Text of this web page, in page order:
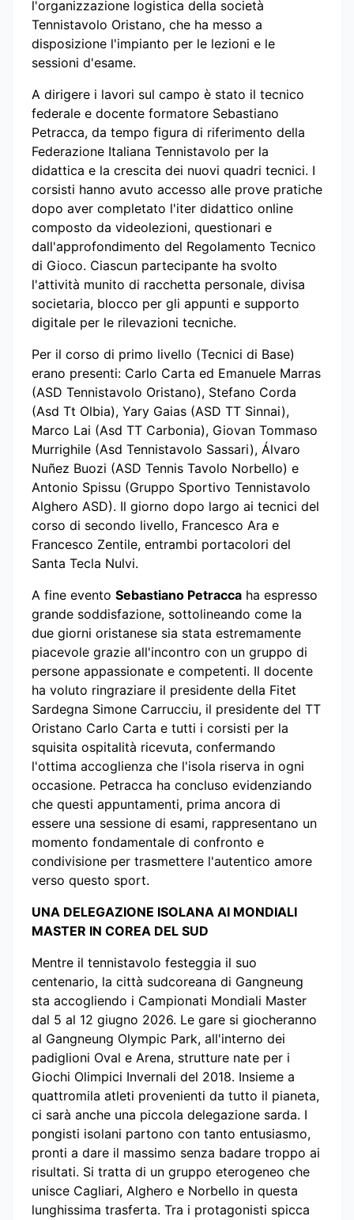
l'organizzazione logistica della società
Tennistavolo Oristano, che ha messo a
disposizione l'impianto per le lezioni e le
sessioni d'esame.
A dirigere i lavori sul campo è stato il tecnico
federale e docente formatore Sebastiano
Petracca, da tempo figura di riferimento della
Federazione Italiana Tennistavolo per la
didattica e la crescita dei nuovi quadri tecnici. I
corsisti hanno avuto accesso alle prove pratiche
dopo aver completato l'iter didattico online
composto da videolezioni, questionari e
dall'approfondimento del Regolamento Tecnico
di Gioco. Ciascun partecipante ha svolto
l'attività munito di racchetta personale, divisa
societaria, blocco per gli appunti e supporto
digitale per le rilevazioni tecniche.
Per il corso di primo livello (Tecnici di Base)
erano presenti: Carlo Carta ed Emanuele Marras
(ASD Tennistavolo Oristano), Stefano Corda
(Asd Tt Olbia), Yary Gaias (ASD TT Sinnai),
Marco Lai (Asd TT Carbonia), Giovan Tommaso
Murrighile (Asd Tennistavolo Sassari), Álvaro
Nuñez Buozi (ASD Tennis Tavolo Norbello) e
Antonio Spissu (Gruppo Sportivo Tennistavolo
Alghero ASD). Il giorno dopo largo ai tecnici del
corso di secondo livello, Francesco Ara e
Francesco Zentile, entrambi portacolori del
Santa Tecla Nulvi.
A fine evento Sebastiano Petracca ha espresso
grande soddisfazione, sottolineando come la
due giorni oristanese sia stata estremamente
piacevole grazie all'incontro con un gruppo di
persone appassionate e competenti. Il docente
ha voluto ringraziare il presidente della Fitet
Sardegna Simone Carrucciu, il presidente del TT
Oristano Carlo Carta e tutti i corsisti per la
squisita ospitalità ricevuta, confermando
l'ottima accoglienza che l'isola riserva in ogni
occasione. Petracca ha concluso evidenziando
che questi appuntamenti, prima ancora di
essere una sessione di esami, rappresentano un
momento fondamentale di confronto e
condivisione per trasmettere l'autentico amore
verso questo sport.
UNA DELEGAZIONE ISOLANA AI MONDIALI
MASTER IN COREA DEL SUD
Mentre il tennistavolo festeggia il suo
centenario, la città sudcoreana di Gangneung
sta accogliendo i Campionati Mondiali Master
dal 5 al 12 giugno 2026. Le gare si giocheranno
al Gangneung Olympic Park, all'interno dei
padiglioni Oval e Arena, strutture nate per i
Giochi Olimpici Invernali del 2018. Insieme a
quattromila atleti provenienti da tutto il pianeta,
ci sarà anche una piccola delegazione sarda. I
pongisti isolani partono con tanto entusiasmo,
pronti a dare il massimo senza badare troppo ai
risultati. Si tratta di un gruppo eterogeneo che
unisce Cagliari, Alghero e Norbello in questa
lunghissima trasferta. Tra i protagonisti spicca